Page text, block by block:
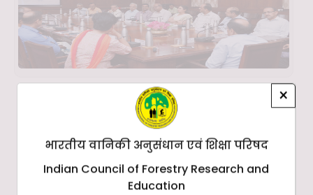
×
भारतीय वानिकी अनुसंधान एवं शिक्षा परिषद
Indian Council of Forestry Research and
Education